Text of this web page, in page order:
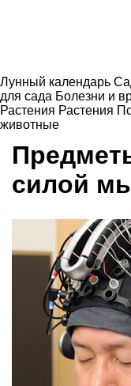
Лунный календарь
для сада Болезни и
Растения Растения
животные
силой